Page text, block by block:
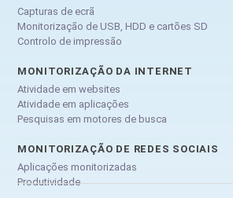
Capturas de ecrã
Monitorização de USB, HDD e cartões SD
Controlo de impressão
MONITORIZAÇÃO DA INTERNET
Atividade em websites
Atividade em aplicações
Pesquisas em motores de busca
MONITORIZAÇÃO DE REDES SOCIAIS
Aplicações monitorizadas
Produtividade